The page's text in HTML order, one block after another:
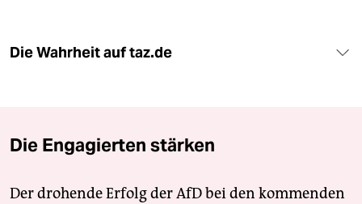
Die Wahrheit auf taz.de
Die Engagierten stärken
Der drohende Erfolg der AfD bei den kommenden